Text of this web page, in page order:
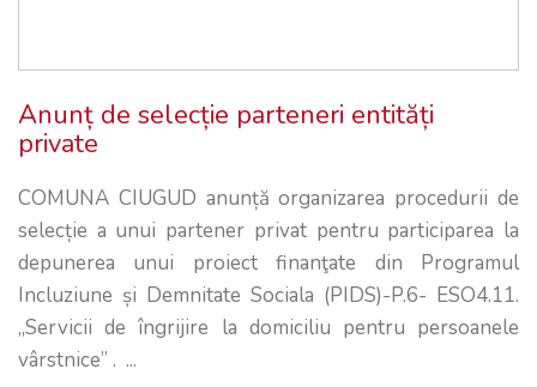
Anunț de selecție parteneri entități
private
COMUNA CIUGUD anunță organizarea procedurii de
selecție a unui partener privat pentru participarea la
depunerea unui proiect finanţate din Programul
Incluziune și Demnitate Sociala (PIDS)-P.6- ESO4.11.
„Servicii de îngrijire la domiciliu pentru persoanele
vârstnice” . ...